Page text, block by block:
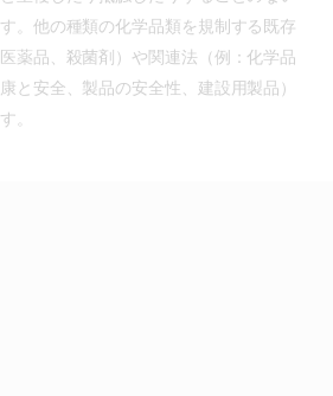
。他の種類の化学品類を規制する既存
薬品、殺菌剤）や関連法（例：化学品
と安全、製品の安全性、建設用製品）
。